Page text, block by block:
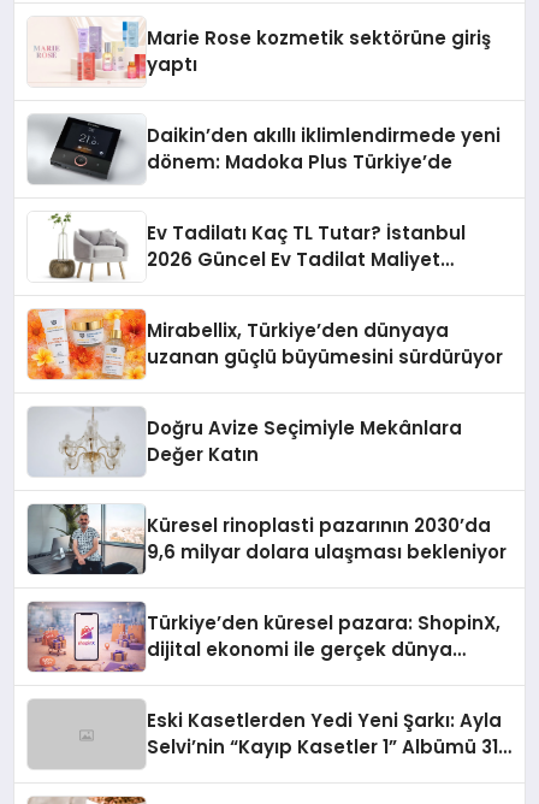
Marie Rose kozmetik sektörüne giriş
yaptı
Daikin’den akıllı iklimlendirmede yeni
dönem: Madoka Plus Türkiye’de
Ev Tadilatı Kaç TL Tutar? İstanbul
2026 Güncel Ev Tadilat Maliyet
Mirabellix, Türkiye’den dünyaya
uzanan güçlü büyümesini sürdürüyor
Doğru Avize Seçimiyle Mekânlara
Değer Katın
Küresel rinoplasti pazarının 2030’da
9,6 milyar dolara ulaşması bekleniyor
Türkiye’den küresel pazara: ShopinX,
dijital ekonomi ile gerçek dünya
Eski Kasetlerden Yedi Yeni Şarkı: Ayla
Selvi’nin “Kayıp Kasetler 1” Albümü 31